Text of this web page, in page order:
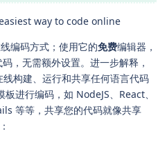
线编码方式；使用它的免费编辑器，
码，无需额外设置。进一步解释，
构建、运行和共享任何语言代码
进行编码，如 NodeJS、React、
等等，共享您的代码就像共享